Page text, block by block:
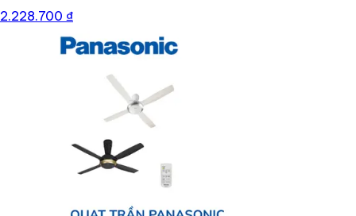
2.228.700 ₫